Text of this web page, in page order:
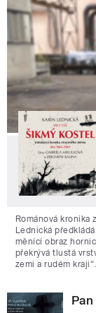
Románová kronika
Lednická
měnící obraz
překrývá tlustá
zemi a rudém kraji“.